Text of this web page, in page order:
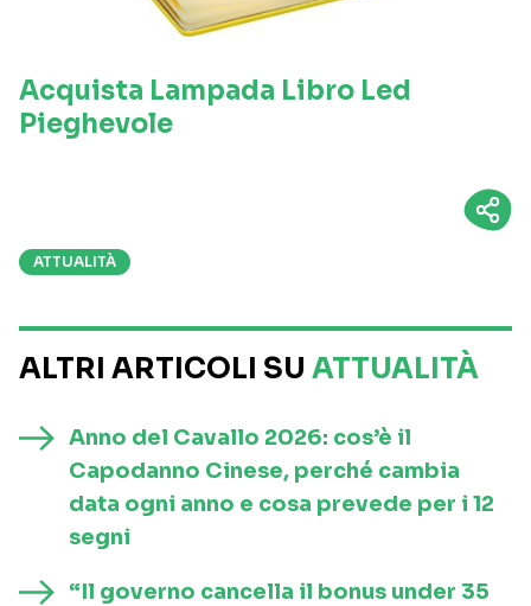
Acquista Lampada Libro Led
Pieghevole
ATTUALITÀ
ALTRI ARTICOLI SU ATTUALITÀ
Anno del Cavallo 2026: cos’è il
Capodanno Cinese, perché cambia
data ogni anno e cosa prevede per i 12
segni
“Il governo cancella il bonus under 35